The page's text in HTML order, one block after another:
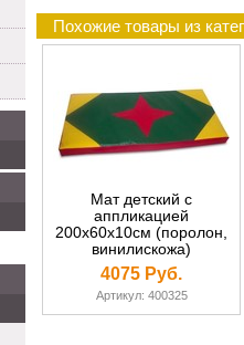
Похожие товары из
Мат детский с
аппликацией
200х60х10см (поролон,
винилискожа)
4075 Руб.
Артикул: 400325